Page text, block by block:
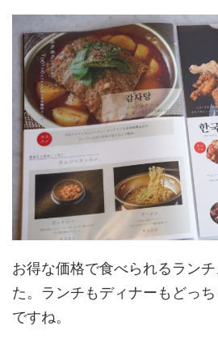
お得な価格で食べられるラン
た。ランチもディナーもどっ
ですね。